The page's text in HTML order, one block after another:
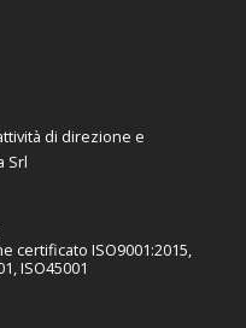
di direzione e
Srl
certificato ISO9001:2015,
ISO45001